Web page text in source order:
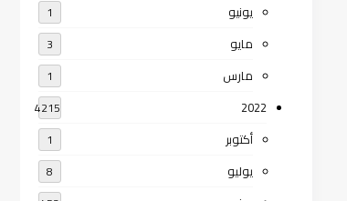
يونيو 1
مايو 3
مارس 1
2022
4215
أكتوبر 1
يوليو 8